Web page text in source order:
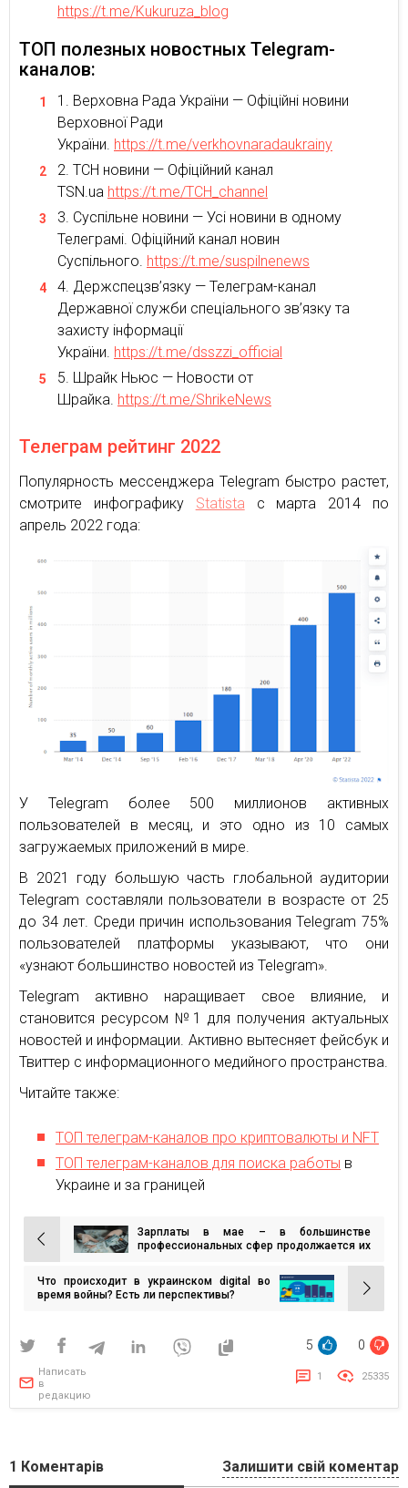
https://t.me/Kukuruza_blog
ТОП полезных новостных Telegram-
каналов:
Верховна Рада України — Офіційні новини
Верховної Ради
України. https://t.me/verkhovnaradaukrainy
ТСН новини — Офіційний канал
TSN.ua https://t.me/TCH_channel
Суспільне новини — Усі новини в одному
Телеграмі. Офіційний канал новин
Суспільного. https://t.me/suspilnenews
Держспецзв’язку — Телеграм-канал
Державної служби спеціального зв’язку та
захисту інформації
України. https://t.me/dsszzi_official
Шрайк Ньюс — Новости от
Шрайка. https://t.me/ShrikeNews
Телеграм рейтинг 2022
Популярность мессенджера Telegram быстро растет,
смотрите инфографику Statista с марта 2014 по
апрель 2022 года:
У Telegram более 500 миллионов активных
пользователей в месяц, и это одно из 10 самых
загружаемых приложений в мире.
В 2021 году большую часть глобальной аудитории
Telegram составляли пользователи в возрасте от 25
до 34 лет. Среди причин использования Telegram 75%
пользователей платформы указывают, что они
«узнают большинство новостей из Telegram».
Telegram активно наращивает свое влияние, и
становится ресурсом №1 для получения актуальных
новостей и информации. Активно вытесняет фейсбук и
Твиттер с информационного медийного пространства.
Читайте также:
ТОП телеграм-каналов про криптовалюты и NFT
ТОП телеграм-каналов для поиска работы в
Украине и за границей
Навигация
по
записям
Зарплаты в мае – в большинстве
профессиональных сфер продолжается их
Что происходит в украинском digital во
время войны? Есть ли перспективы?
5 0
Написать
в
редакцию
1 25335
1 Коментарів Залишити свій коментар